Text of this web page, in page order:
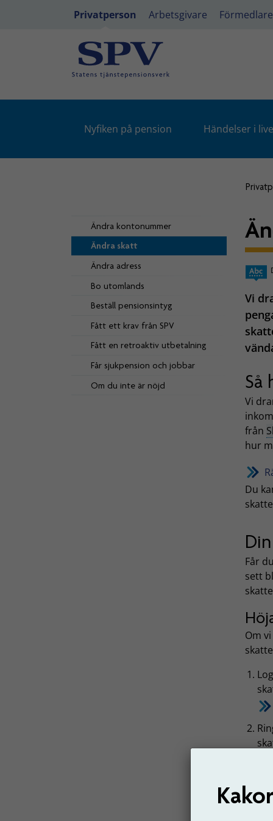
Privatperson Arbetsgivare Förmedlare
Nyfiken på pension Händelser i
Ändra kontonummer
Ändra skatt
Ändra adress
Bo utomlands
Beställ pensionsintyg
Fått ett krav från SPV
Fått en retroaktiv utbetalning
Får sjukpension och jobbar
Om du inte är nöjd
Vi
Så
Vi
från
hur
Du
Får
sett
Om
Om